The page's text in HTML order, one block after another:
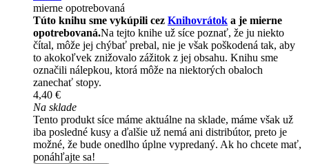
mierne opotrebovaná
Túto knihu sme vykúpili cez Knihovrátok a je mierne
opotrebovaná.Na tejto knihe už síce poznať, že ju niekto
čítal, môže jej chýbať prebal, nie je však poškodená tak, aby
to akokoľvek znižovalo zážitok z jej obsahu. Knihu sme
označili nálepkou, ktorá môže na niektorých obaloch
zanechať stopy.
4,40 €
Na sklade
Tento produkt síce máme aktuálne na sklade, máme však už
iba posledné kusy a ďalšie už nemá ani distribútor, preto je
možné, že bude onedlho úplne vypredaný. Ak ho chcete mať,
ponáhľajte sa!